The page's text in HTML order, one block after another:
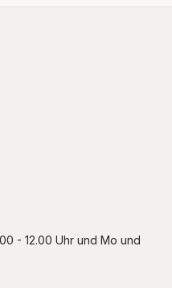
- 12.00 Uhr und Mo und